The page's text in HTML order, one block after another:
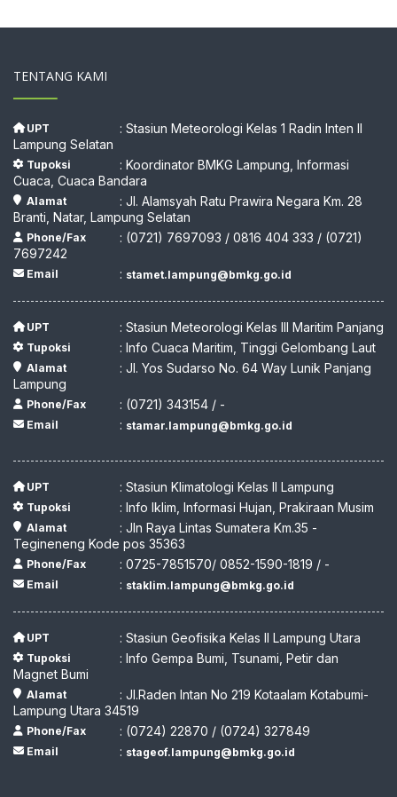
TENTANG KAMI
UPT
: Stasiun Meteorologi Kelas 1 Radin Inten II
Lampung Selatan
Tupoksi
: Koordinator BMKG Lampung, Informasi
Cuaca, Cuaca Bandara
Alamat
: Jl. Alamsyah Ratu Prawira Negara Km. 28
Branti, Natar, Lampung Selatan
Phone/Fax
: (0721) 7697093 / 0816 404 333 / (0721)
7697242
Email : stamet.lampung@bmkg.go.id
UPT : Stasiun Meteorologi Kelas III Maritim Panjang
Tupoksi : Info Cuaca Maritim, Tinggi Gelombang Laut
Alamat
: Jl. Yos Sudarso No. 64 Way Lunik Panjang
Lampung
Phone/Fax : (0721) 343154 / -
Email : stamar.lampung@bmkg.go.id
UPT : Stasiun Klimatologi Kelas II Lampung
Tupoksi : Info Iklim, Informasi Hujan, Prakiraan Musim
Alamat
: Jln Raya Lintas Sumatera Km.35 -
Tegineneng Kode pos 35363
Phone/Fax : 0725-7851570/ 0852-1590-1819 / -
Email : staklim.lampung@bmkg.go.id
UPT : Stasiun Geofisika Kelas II Lampung Utara
Tupoksi
: Info Gempa Bumi, Tsunami, Petir dan
Magnet Bumi
Alamat
: Jl.Raden Intan No 219 Kotaalam Kotabumi-
Lampung Utara 34519
Phone/Fax : (0724) 22870 / (0724) 327849
Email : stageof.lampung@bmkg.go.id